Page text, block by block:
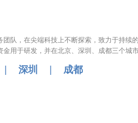
队，在尖端科技上不断探索，致力于持续
用于研发，并在北京、深圳、成都三个城
深圳 成都